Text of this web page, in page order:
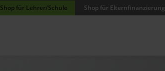
Shop für Lehrer/Schule Shop für Elternfinanzierung